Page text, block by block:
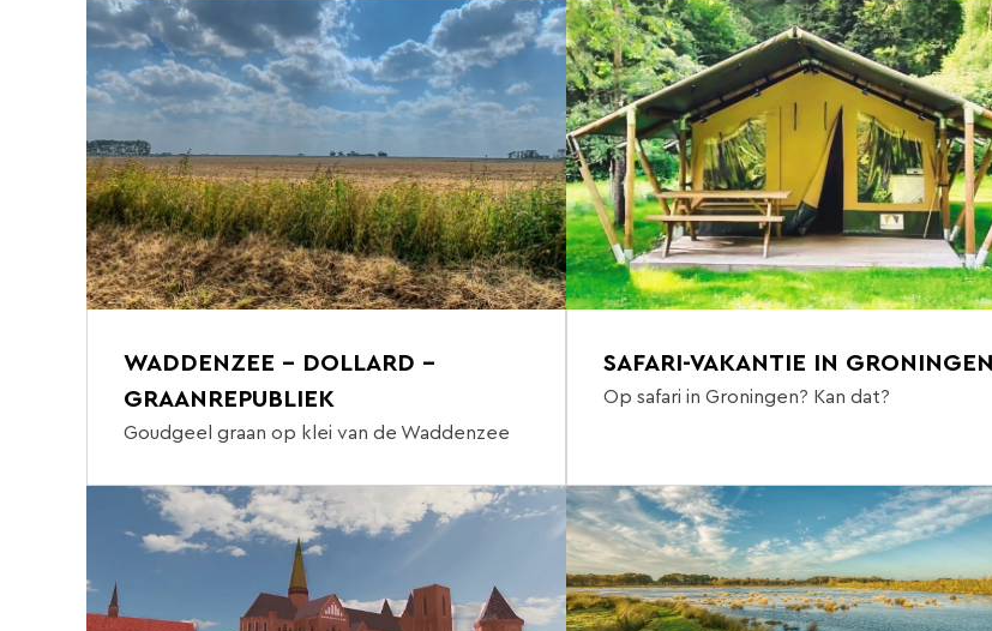
WADDENZEE - DOLLARD -
GRAANREPUBLIEK
Goudgeel graan op klei van de Waddenzee
SAFARI-VAKANTIE IN GRONINGEN
Op safari in Groningen? Kan dat?